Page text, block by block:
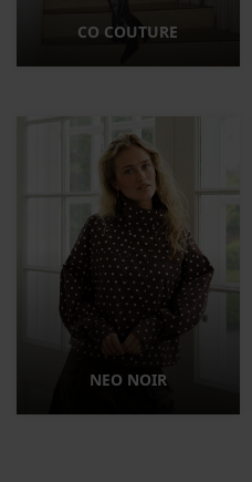
CO COUTURE
NEO NOIR